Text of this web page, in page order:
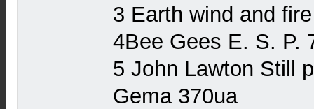
3 Earth wind and
4Bee Gees E. S. P.
5 John Lawton Still
Gema 370ua